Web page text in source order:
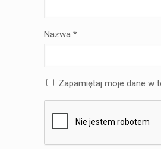
Nazwa *
Zapamiętaj moje dane w